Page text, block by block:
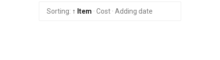
Sorting: ↑ Item · Cost · Adding date